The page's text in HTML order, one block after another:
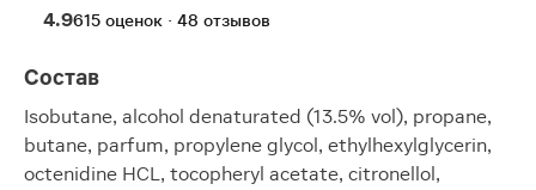
4.9615 оценок · 48 отзывов
Состав
Isobutane, alcohol denaturated (13.5% vol), propane,
butane, parfum, propylene glycol, ethylhexylglycerin,
octenidine HCL, tocopheryl acetate, citronellol,